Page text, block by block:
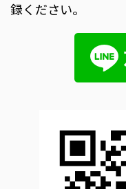
録ください。